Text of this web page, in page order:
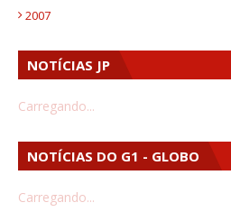
2007
NOTÍCIAS JP
Carregando...
NOTÍCIAS DO G1 - GLOBO
Carregando...